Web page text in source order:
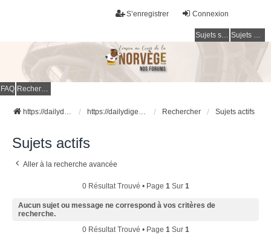
Connexion
S’enregistrer
Sujets sans réponse Sujets actifs
FAQ Rechercher
https://dailydigesthub.com https://dailydigesthub.com Rechercher Sujets actifs
Sujets actifs
Aller à la recherche avancée
0 Résultat Trouvé • Page 1Sur 1
Aucun sujet ou message ne correspond à vos critères de
recherche.
0 Résultat Trouvé • Page 1Sur 1